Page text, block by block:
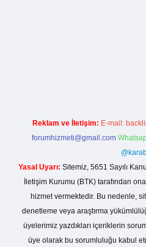
Reklam ve İletişim: E-mail:
forumhizmeti@gmail.com
Yasal Uyarı: Sitemiz, 5651 Sayılı
İletişim Kurumu (BTK) tarafından
hizmet vermektedir. Bu nedenle,
denetleme veya araştırma
üyelerimiz yazdıkları içeriklerin
üye olarak bu sorumluluğu kabul